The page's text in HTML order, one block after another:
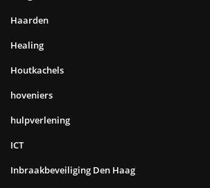
Haarden
Healing
Houtkachels
hoveniers
hulpverlening
ICT
Inbraakbeveiliging Den Haag